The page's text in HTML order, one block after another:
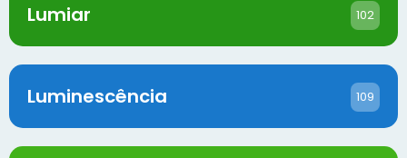
Lumiar 102
Luminescência 109